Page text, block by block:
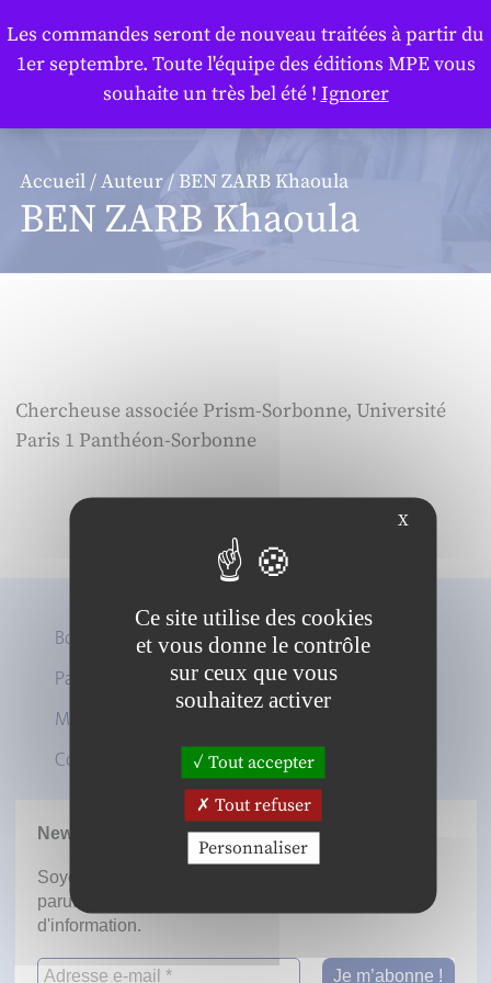
Accueil/Auteur/ BEN ZARB Khaoula
BEN ZARB Khaoula
Chercheuse associée Prism-Sorbonne, Université
Paris 1 Panthéon-Sorbonne
Boutique
Panier
Mon compte
Contact
Newsletter
Soyez informé dès la mise en ligne des prochaines
parutions en vous inscrivant à notre lettre
d'information.
Les commandes seront de nouveau traitées à partir du
1er septembre. Toute l'équipe des éditions MPE vous
souhaite un très bel été ! Ignorer
X
Ce site utilise des cookies
et vous donne le contrôle
sur ceux que vous
souhaitez activer
Tout accepter
Tout refuser
Personnaliser